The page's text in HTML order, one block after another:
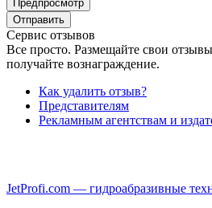
Сервис отзывов
Все просто. Размещайте свои
получайте вознаграждение.
Как удалить отзыв?
Представителям
Рекламным агентствам и
JetProfi.com — гидроабразивные